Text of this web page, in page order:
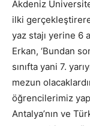
Akdeniz
ilki
yaz stajı yerine 6
Erkan, ‘Bundan
sınıfta yani 7.
mezun
öğrencilerimiz
Antalya’nın ve